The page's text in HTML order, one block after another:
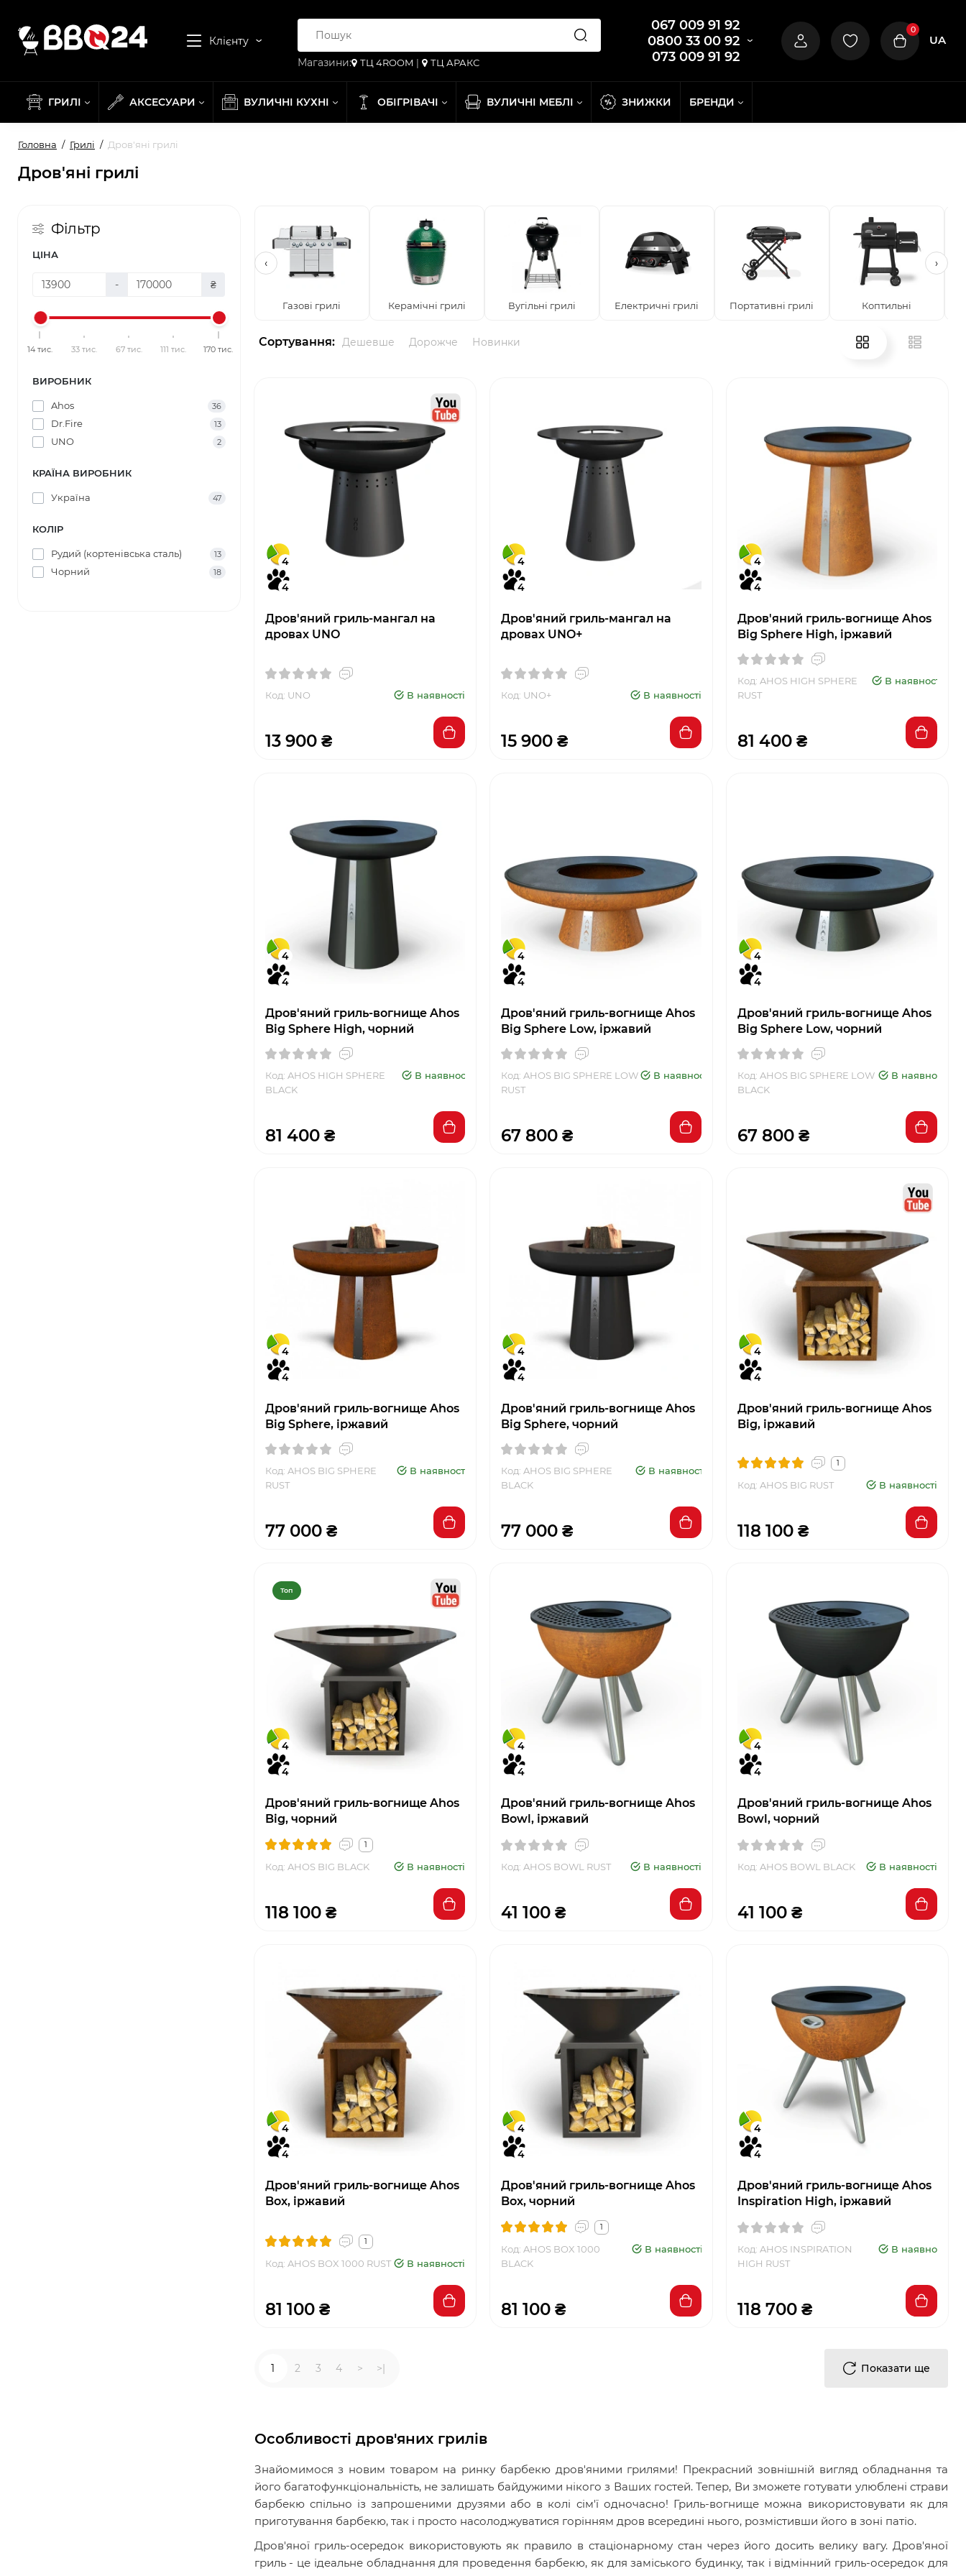
Клієнту
067 009 91 92
0800 33 00 92
073 009 91 92
Магазини: ТЦ 4ROOM | ТЦ АРАКС
0
UA
ГРИЛІ АКСЕСУАРИ ВУЛИЧНІ КУХНІ ОБІГРІВАЧІ ВУЛИЧНІ МЕБЛІ ЗНИЖКИ БРЕНДИ
Головна Грилі Дров'яні грилі
Дров'яні грилі
Фільтр
ЦІНА
- ₴
14 тис. 33 тис. 67 тис. 111 тис. 170 тис.
ВИРОБНИК
Ahos 36
Dr.Fire 13
UNO 2
КРАЇНА ВИРОБНИК
Україна 47
КОЛІР
Рудий (кортенівська сталь) 13
Чорний 18
‹ ›
Газові грилі Керамічні грилі Вугільні грилі Електричні грилі Портативні грилі Коптильні
Сортування: Дешевше Дорожче Новинки
4
4
Дров'яний гриль-мангал на
дровах UNO
Код: UNO В наявності
13 900 ₴
4
4
Дров'яний гриль-мангал на
дровах UNO+
Код: UNO+ В наявності
15 900 ₴
4
4
Дров'яний гриль-вогнище Ahos
Big Sphere High, іржавий
Код: AHOS HIGH SPHERE
RUST
В наявності
81 400 ₴
4
4
Дров'яний гриль-вогнище Ahos
Big Sphere High, чорний
Код: AHOS HIGH SPHERE
BLACK
В наявності
81 400 ₴
4
4
Дров'яний гриль-вогнище Ahos
Big Sphere Low, іржавий
Код: AHOS BIG SPHERE LOW
RUST
В наявності
67 800 ₴
4
4
Дров'яний гриль-вогнище Ahos
Big Sphere Low, чорний
Код: AHOS BIG SPHERE LOW
BLACK
В наявності
67 800 ₴
4
4
Дров'яний гриль-вогнище Ahos
Big Sphere, іржавий
Код: AHOS BIG SPHERE
RUST
В наявності
77 000 ₴
4
4
Дров'яний гриль-вогнище Ahos
Big Sphere, чорний
Код: AHOS BIG SPHERE
BLACK
В наявності
77 000 ₴
4
4
Дров'яний гриль-вогнище Ahos
Big, іржавий
1
Код: AHOS BIG RUST В наявності
118 100 ₴
4
4
Топ
Дров'яний гриль-вогнище Ahos
Big, чорний
1
Код: AHOS BIG BLACK В наявності
118 100 ₴
4
4
Дров'яний гриль-вогнище Ahos
Bowl, іржавий
Код: AHOS BOWL RUST В наявності
41 100 ₴
4
4
Дров'яний гриль-вогнище Ahos
Bowl, чорний
Код: AHOS BOWL BLACK В наявності
41 100 ₴
4
4
Дров'яний гриль-вогнище Ahos
Box, іржавий
1
Код: AHOS BOX 1000 RUST В наявності
81 100 ₴
4
4
Дров'яний гриль-вогнище Ahos
Box, чорний
1
Код: AHOS BOX 1000
BLACK
В наявності
81 100 ₴
4
4
Дров'яний гриль-вогнище Ahos
Inspiration High, іржавий
Код: AHOS INSPIRATION
HIGH RUST
В наявності
118 700 ₴
Показати ще
1 2 3 4 > >|
Особливості дров'яних грилів
Знайомимося з новим товаром на ринку барбекю дров'яними грилями! Прекрасний зовнішній вигляд обладнання та
його багатофункціональність, не залишать байдужими нікого з Ваших гостей. Тепер, Ви зможете готувати улюблені страви
барбекю спільно із запрошеними друзями або в колі сім'ї одночасно! Гриль-вогнище можна використовувати як для
приготування барбекю, так і просто насолоджуватися горінням дров всередині нього, розмістивши його в зоні патіо.
Дров'яної гриль-осередок використовують як правило в стаціонарному стан через його досить велику вагу. Дров'яної
гриль - це ідеальне обладнання для проведення барбекю, як для заміського будинку, так і відмінний гриль-осередок для